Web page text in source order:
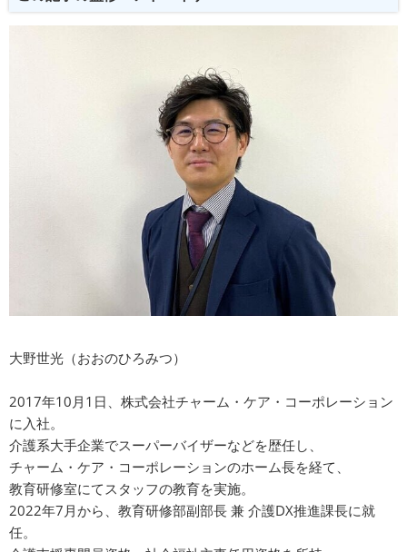
大野世光（おおのひろみつ）
2017年10月1日、株式会社チャーム・ケア・コーポレーション
に入社。
介護系大手企業でスーパーバイザーなどを歴任し、
チャーム・ケア・コーポレーションのホーム長を経て、
教育研修室にてスタッフの教育を実施。
2022年7月から、教育研修部副部長 兼 介護DX推進課長に就
任。